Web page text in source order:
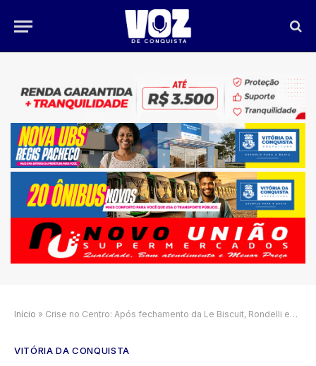
Início » Crise no Centro: Após fechamento da Le Biscuit, Rondelli encerra unidade em Vitória da Conquista
VITÓRIA DA CONQUISTA